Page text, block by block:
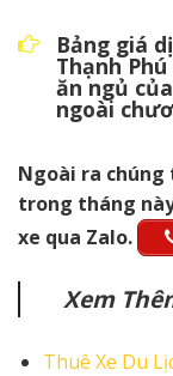
Bảng giá
Thạnh
ăn ngủ
ngoài
Ngoài ra
trong tháng
xe qua Zalo.
Xem
Thuê Xe Du